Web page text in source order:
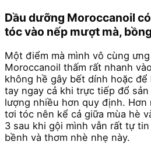
Dầu dưỡng Moroccanoil
tóc vào nếp mượt mà,
Một điểm mà mình vô cùng
Moroccanoil thấm rất nhanh
không hề gây bết dính hoặc
tay ngay cả khi trực tiếp đổ
lượng nhiều hơn quy định. Hơn
tơi tóc nên kể cả giữa mùa hè
3 sau khi gội mình vẫn rất tự
bềnh và thơm nhè nhẹ này.